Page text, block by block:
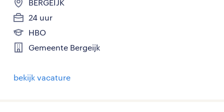
BERGEIJK
24 uur
HBO
Gemeente Bergeijk
bekijk vacature